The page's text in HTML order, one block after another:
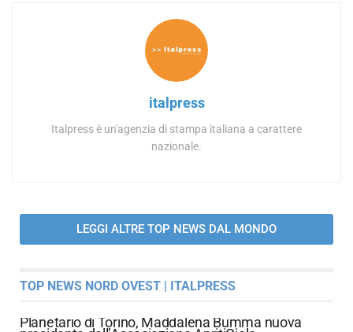
italpress
Italpress è un'agenzia di stampa italiana a carattere
nazionale.
LEGGI ALTRE TOP NEWS DAL MONDO
TOP NEWS NORD OVEST | ITALPRESS
Planetario di Torino, Maddalena Bumma nuova